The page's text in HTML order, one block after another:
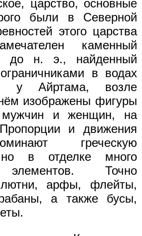
царство, основные
были в Северной
этого царства
каменный
н. э., найденный
в водах
у Айртама, возле
изображены фигуры
мужчин и женщин, на
и движения
греческую
но в отделке много
элементов. Точно
арфы, флейты,
а также бусы,